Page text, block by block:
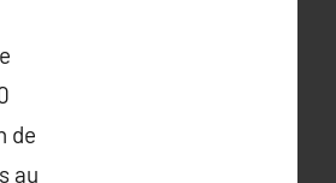
de
au